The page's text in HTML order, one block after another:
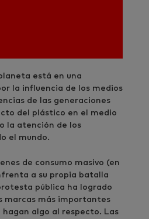
está en una
la influencia de los medios
de las generaciones
del plástico en el medio
la atención de los
el mundo.
de consumo masivo (en
a su propia batalla
pública ha logrado
marcas más importantes
algo al respecto. Las